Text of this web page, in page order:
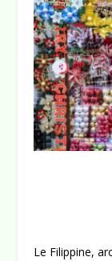
Le Filippine,